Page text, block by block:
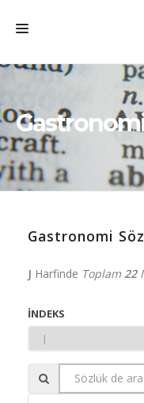
ANASAYFA
MEKAN
EĞITIMLER
DANIŞMANLIK
BLOG
Gastronomi
J Harfinde Toplam 22
İNDEKS